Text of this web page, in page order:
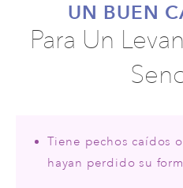
UN BUEN
Para Un
Tiene pechos caídos
hayan perdido su